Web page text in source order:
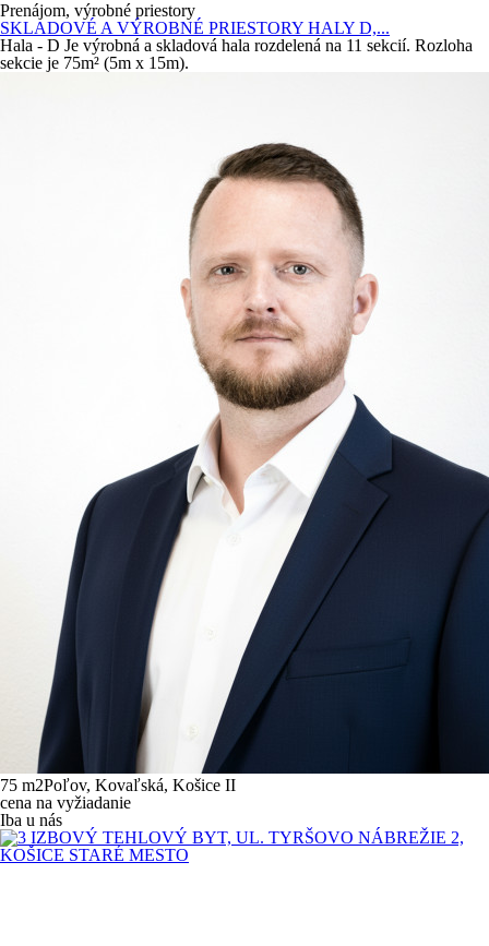
Prenájom, výrobné priestory
SKLADOVÉ A VÝROBNÉ PRIESTORY HALY D,...
Hala - D Je výrobná a skladová hala rozdelená na 11 sekcií. Rozloha
sekcie je 75m² (5m x 15m).
75 m2Poľov, Kovaľská, Košice II
cena na vyžiadanie
Iba u nás